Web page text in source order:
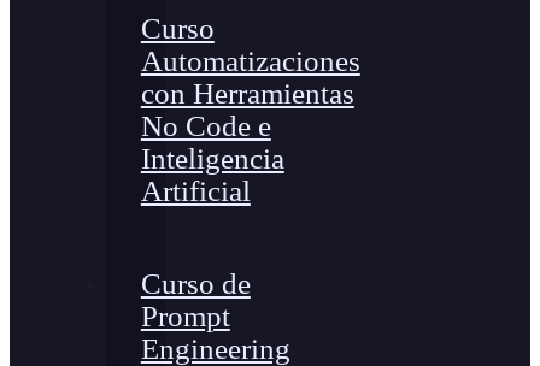
Curso
Automatizaciones
con Herramientas
No Code e
Inteligencia
Artificial
Curso de
Prompt
Engineering